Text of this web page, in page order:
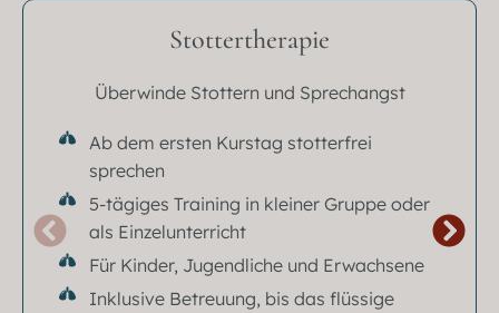
Stottertherapie
Überwinde Stottern und Sprechangst
Ab dem ersten Kurstag stotterfrei
sprechen
5-tägiges Training in kleiner Gruppe oder
als Einzelunterricht
Für Kinder, Jugendliche und Erwachsene
Inklusive Betreuung, bis das flüssige